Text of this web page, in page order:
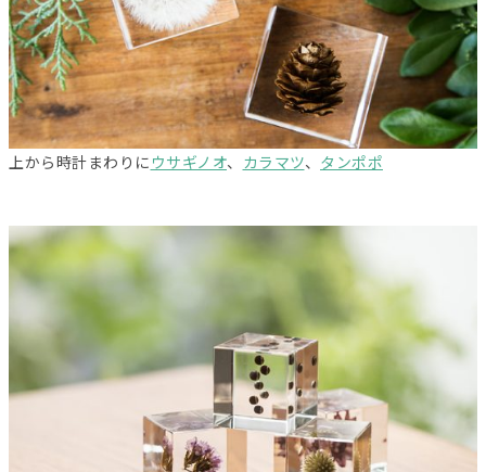
上から時計まわりに ウサギノオ、 カラマツ、 タンポポ